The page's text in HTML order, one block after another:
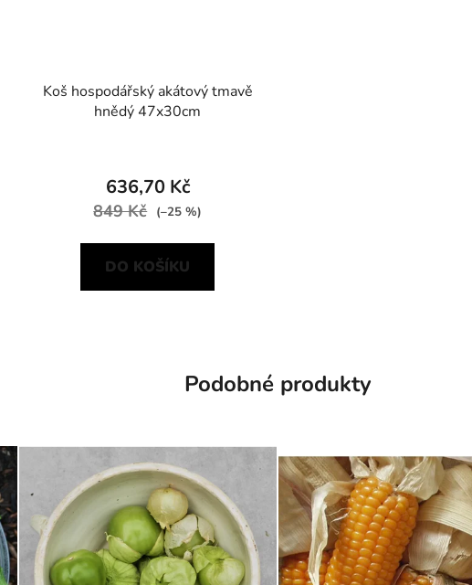
Koš hospodářský akátový tmavě
hnědý 47x30cm
636,70 Kč
849 Kč (–25 %)
DO KOŠÍKU
Podobné produkty